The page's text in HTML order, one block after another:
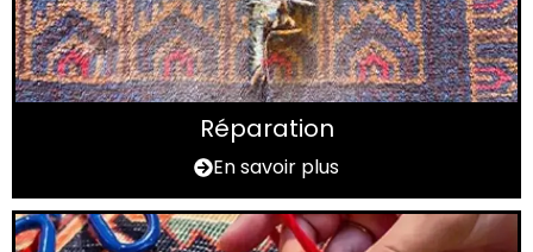
Réparation
En savoir plus